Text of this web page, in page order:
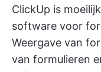
ClickUp is
software voor
Weergave van
van formulieren